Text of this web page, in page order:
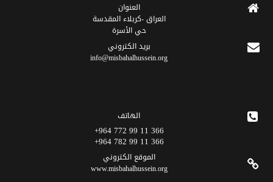
العنوان
العراق -كربلاء المقدسة
حي الأسرة
برید الکتروني
info@misbahalhussein.org
الهاتف
366 11 99 772 964+
366 11 99 782 964+
الموقع الکتروني
www.misbahalhussein.org